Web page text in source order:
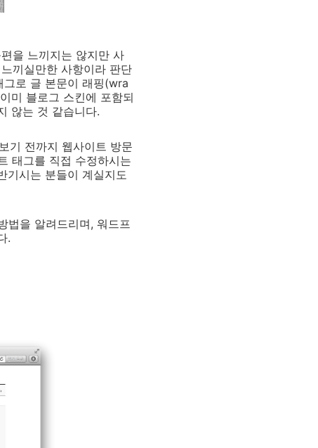
을 느끼지는 않지만 사
끼실만한 사항이라 판단
로 글 본문이 래핑(wra
미 블로그 스킨에 포함되
않는 것 같습니다.
기 전까지 웹사이트 방문
태그를 직접 수정하시는
기시는 분들이 계실지도
법을 알려드리며, 워드프
.